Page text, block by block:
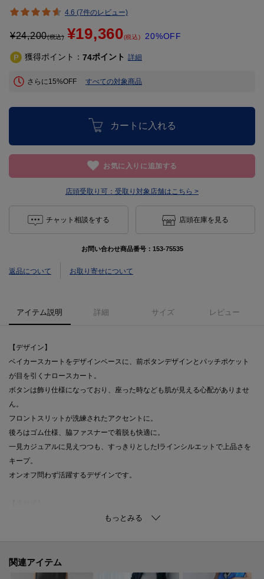
4.6 (7件のレビュー)
¥24,200(税込) ¥19,360(税込) 20%OFF
獲得ポイント： 74ポイント 詳細
さらに15%OFF すべての対象商品
カートに入れる
お気に入りに追加する
店頭受取り可： 受取り対象店舗はこちら >
チャット相談をする 店頭在庫を見る
お問い合わせ商品番号： 153-75535
返品について お取り寄せについて
アイテム説明 詳細 サイズ レビュー
【デザイン】
ベイカースカートをデザインベースに、前ボタンデザインとパッチポケット
が目を引くナロースカート。
ボタンは飾り仕様になっており、座った時なども肌が見える心配がありませ
ん。
フロントスリットが洗練されたアクセントに。
後ろはゴム仕様、脇ファスナーで着脱も快適に。
一見カジュアルに見えつつも、すっきりとしたIラインシルエットで上品さを
キープ。
オンオフ問わず活躍するデザインです。
特殊な糸を使用する事で、コットンのような柔らかな肌触りを表現したポリ
演出できる素材になります。
接触冷感・吸水速乾・遮熱・UVカット機能付き。
関連アイテム